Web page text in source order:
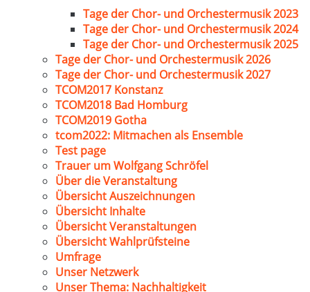
Tage der Chor- und Orchestermusik 2023
Tage der Chor- und Orchestermusik 2024
Tage der Chor- und Orchestermusik 2025
Tage der Chor- und Orchestermusik 2026
Tage der Chor- und Orchestermusik 2027
TCOM2017 Konstanz
TCOM2018 Bad Homburg
TCOM2019 Gotha
tcom2022: Mitmachen als Ensemble
Test page
Trauer um Wolfgang Schröfel
Über die Veranstaltung
Übersicht Auszeichnungen
Übersicht Inhalte
Übersicht Veranstaltungen
Übersicht Wahlprüfsteine
Umfrage
Unser Netzwerk
Unser Thema: Nachhaltigkeit